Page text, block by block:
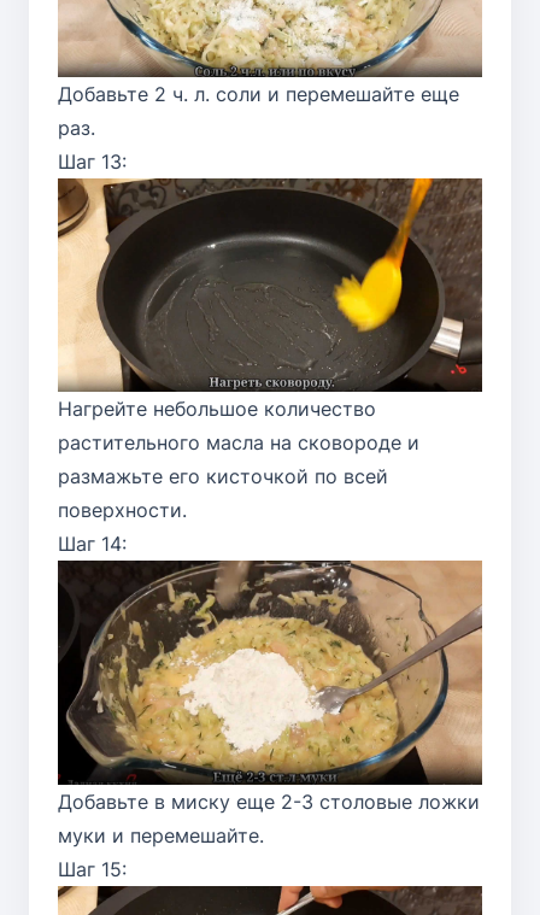
Добавьте 2 ч. л. соли и перемешайте еще
раз.
Шаг 13:
Нагрейте небольшое количество
растительного масла на сковороде и
размажьте его кисточкой по всей
поверхности.
Шаг 14:
Добавьте в миску еще 2-3 столовые ложки
муки и перемешайте.
Шаг 15: